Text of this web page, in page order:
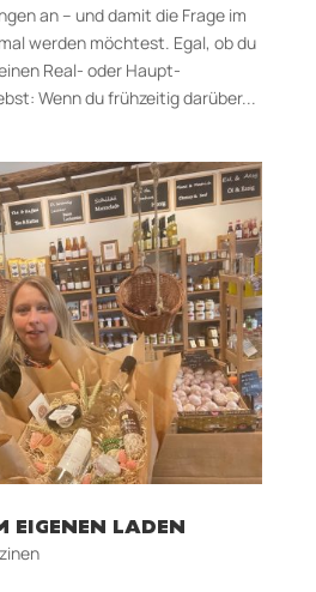
an – und damit die Frage im
werden möchtest. Egal, ob du
Real- oder Haupt­
Wenn du früh­zeitig darüber...
EIGENEN LADEN